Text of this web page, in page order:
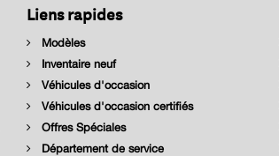
Liens rapides
Modèles
Inventaire neuf
Véhicules d'occasion
Véhicules d'occasion certifiés
Offres Spéciales
Département de service